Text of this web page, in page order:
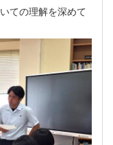
ての理解を深めて